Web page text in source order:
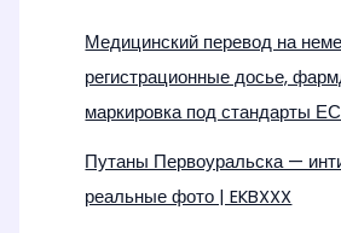
Медицинский перевод на
регистрационные досье,
маркировка под стандарты
Путаны Первоуральска —
реальные фото | EKBXXX